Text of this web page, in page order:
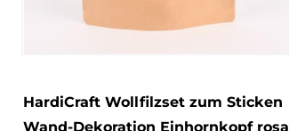
HardiCraft Wollfilzset zum Sticken
Wand-Dekoration Einhornkopf rosa